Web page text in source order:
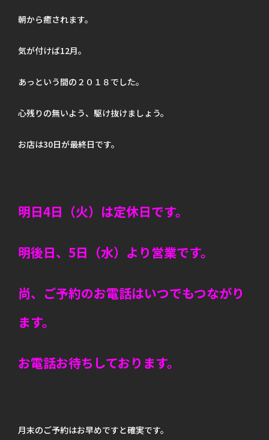
朝から癒されます。
気が付けば12月。
あっという間の２０１８でした。
心残りの無いよう、駆け抜けましょう。
お店は30日が最終日です。
明日4日（火）は定休日です。
明後日、5日（水）より営業です。
尚、ご予約のお電話はいつでもつながり
ます。
お電話お待ちしております。
月末のご予約はお早めですと確実です。